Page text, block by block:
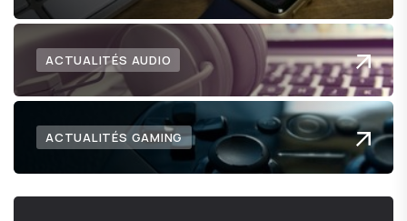
ACTUALITÉS AUDIO
ACTUALITÉS GAMING